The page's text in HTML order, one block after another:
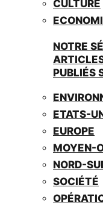
CULTURE
NOTRE
PUBLIÉS
ETATS-
EUROPE
MOYEN-
NORD-
SOCIÉTÉ